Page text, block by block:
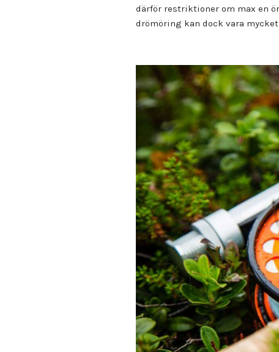
därför restriktioner om max en
drömöring kan dock vara